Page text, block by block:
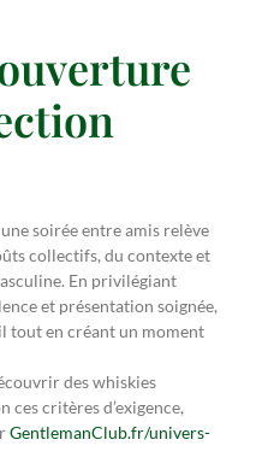
soirée entre amis relève
collectifs, du contexte et
En privilégiant
et présentation soignée,
tout en créant un moment
des whiskies
ces critères d’exigence,
GentlemanClub.fr/univers-